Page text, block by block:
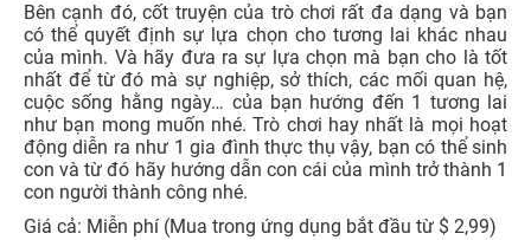
Bên cạnh đó, cốt truyện của trò chơi rất đa dạng và bạn
có thể quyết định sự lựa chọn cho tương lai khác nhau
của mình. Và hãy đưa ra sự lựa chọn mà bạn cho là tốt
nhất để từ đó mà sự nghiệp, sở thích, các mối quan hệ,
cuộc sống hằng ngày… của bạn hướng đến 1 tương lai
như bạn mong muốn nhé. Trò chơi hay nhất là mọi hoạt
động diễn ra như 1 gia đình thực thụ vậy, bạn có thể sinh
con và từ đó hãy hướng dẫn con cái của mình trở thành 1
con người thành công nhé.
Giá cả: Miễn phí (Mua trong ứng dụng bắt đầu từ $ 2,99)